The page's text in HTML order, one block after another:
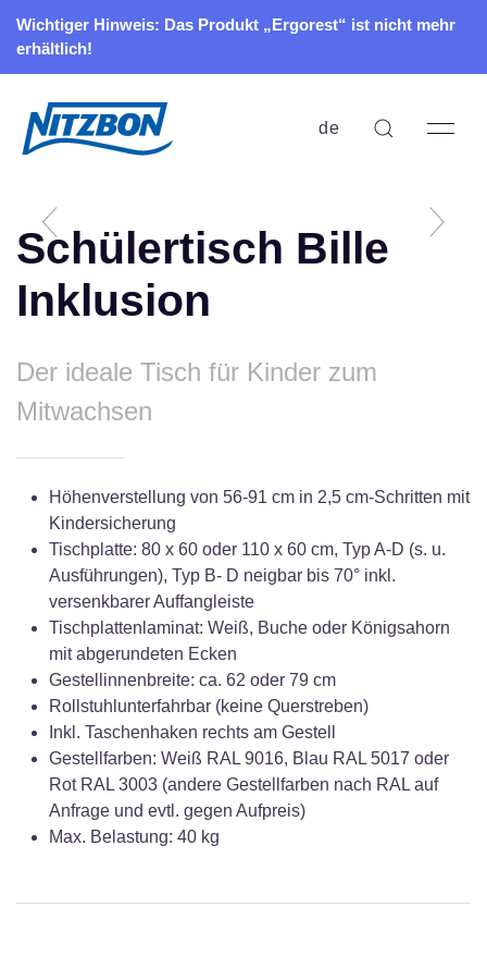
Wichtiger Hinweis: Das Produkt „Ergorest“ ist nicht mehr
erhältlich!
de
Schülertisch Bille
Inklusion
Der ideale Tisch für Kinder zum
Mitwachsen
Höhenverstellung von 56-91 cm in 2,5 cm-Schritten mit
Kindersicherung
Tischplatte: 80 x 60 oder 110 x 60 cm, Typ A-D (s. u.
Ausführungen), Typ B- D neigbar bis 70° inkl.
versenkbarer Auffangleiste
Tischplattenlaminat: Weiß, Buche oder Königsahorn
mit abgerundeten Ecken
Gestellinnenbreite: ca. 62 oder 79 cm
Rollstuhlunterfahrbar (keine Querstreben)
Inkl. Taschenhaken rechts am Gestell
Gestellfarben: Weiß RAL 9016, Blau RAL 5017 oder
Rot RAL 3003 (andere Gestellfarben nach RAL auf
Anfrage und evtl. gegen Aufpreis)
Max. Belastung: 40 kg